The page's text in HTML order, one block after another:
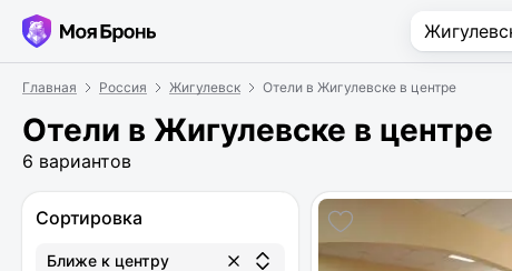
Главная Россия Жигулевск Отели в Жигулевске в центре
Отели в Жигулевске в центре
6 вариантов
Сортировка
Ближе к центру